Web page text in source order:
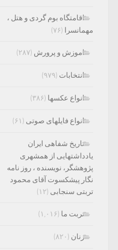
اقامتگاه بوم گردی و هتل ،
مهمانسرا (۷۶)
اموزش و پرورش (۲۸۷)
انتخابات (۹۷۹)
انواع عکسها (۳۸۶)
انواع فایلهای صوتی (۶۱)
تاریخ شفاهی ایران
یادداشتهایی از همشهری
پژوهشگر، نویسنده ، روز نامه
نگار پیشکسوت آقای محمود
تربتی سنجابی (۱۲)
تربت ما (۱,۰۱۶)
زنان (۸۲۰)